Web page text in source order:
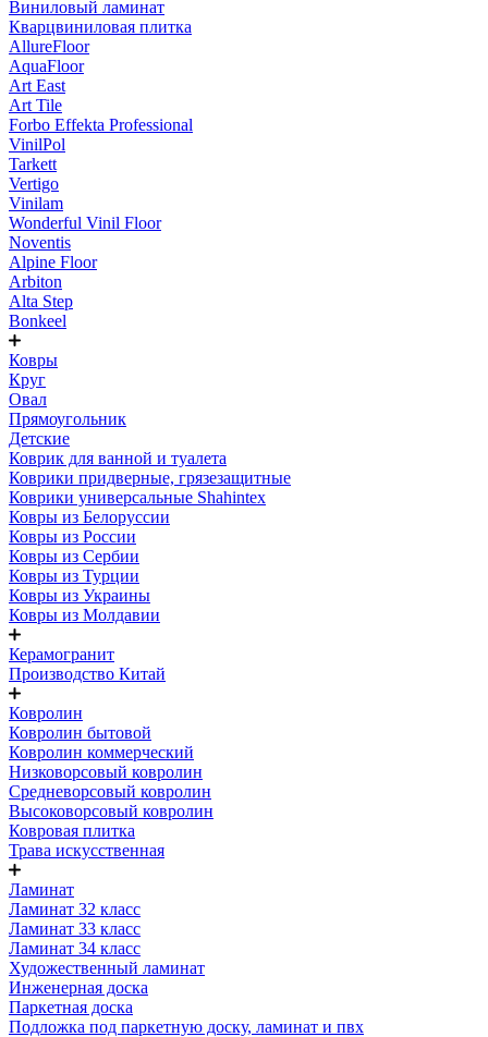
Виниловый ламинат
Кварцвиниловая плитка
AllureFloor
AquaFloor
Art East
Art Tile
Forbo Effekta Professional
VinilPol
Tarkett
Vertigo
Vinilam
Wonderful Vinil Floor
Noventis
Alpine Floor
Arbiton
Alta Step
Bonkeel
Ковры
Круг
Овал
Прямоугольник
Детские
Коврик для ванной и туалета
Коврики придверные, грязезащитные
Коврики универсальные Shahintex
Ковры из Белоруссии
Ковры из России
Ковры из Сербии
Ковры из Турции
Ковры из Украины
Ковры из Молдавии
Керамогранит
Производство Китай
Ковролин
Ковролин бытовой
Ковролин коммерческий
Низковорсовый ковролин
Средневорсовый ковролин
Высоковорсовый ковролин
Ковровая плитка
Трава искусственная
Ламинат
Ламинат 32 класс
Ламинат 33 класс
Ламинат 34 класс
Художественный ламинат
Инженерная доска
Паркетная доска
Подложка под паркетную доску, ламинат и пвх